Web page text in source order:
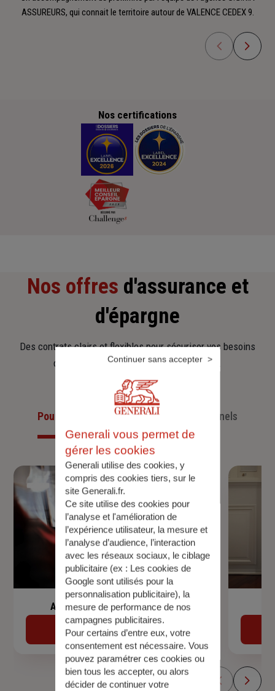
ASSUREURS, qui connait le territoire autour de VALENCE CEDEX 9.
Nos certifications
Nos offres d'assurance et
d'épargne
Des contrats clairs et flexibles pour sécuriser vos besoins
d’aujourd’hui et anticiper ceux de demain.
Pour les particuliersPour les professionnels
Assurance de prêt immobilier
Découvrir
Generali vous permet de
gérer les cookies
Generali utilise des cookies, y
compris des cookies tiers, sur le
site Generali.fr.
Ce site utilise des cookies pour
l’analyse et l'amélioration de
l’expérience utilisateur, la mesure et
l’analyse d’audience, l’interaction
avec les réseaux sociaux, le ciblage
publicitaire (ex : Les cookies de
Google sont utilisés pour la
personnalisation publicitaire), la
mesure de performance de nos
campagnes publicitaires.
Pour certains d’entre eux, votre
consentement est nécessaire. Vous
pouvez paramétrer ces cookies ou
bien tous les accepter, ou alors
décider de continuer votre
Continuer sans accepter